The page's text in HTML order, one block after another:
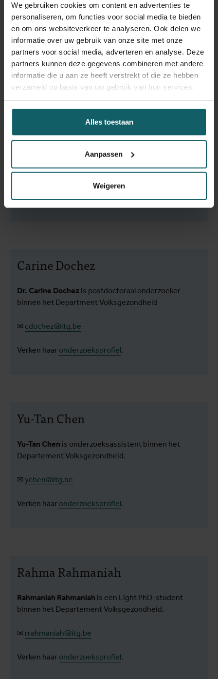
We gebruiken cookies om content en advertenties te
personaliseren, om functies voor social media te bieden
en om ons websiteverkeer te analyseren. Ook delen we
informatie over uw gebruik van onze site met onze
partners voor social media, adverteren en analyse. Deze
partners kunnen deze gegevens combineren met andere
informatie die u aan ze heeft verstrekt of die ze hebben
verzameld op basis van uw gebruik van hun services.
Alles toestaan
Aanpassen
Weigeren
✉ mtarrafetasayas@itg.be
Volg haar opBlueskyof verken haar
onderzoeksprofiel.
Loes Meukens
Loes Meukensis onderzoeksassistent binnen het
Departement Volksgezondheid.
✉lmeukens@itg.be
Verken haaronderzoeksprofiel.
Carine Dochez
Dr. Carine Dochez is postdoctoraal onderzoeker
binnen het Department Volksgezondheid
✉ cdochez@itg.be
Verken haar onderzoeksprofiel.
Yu-Tan Chen
Yu-Tan Chen is onderzoeksassistent binnen het
Departement Volksgezondheid.
✉ ychen@itg.be
Verken haar onderzoeksprofiel.
Rahma Rahmaniah
Rahmaniah Rahmaniah is een Light PhD-student
binnen het Departement Volksgezondheid.
✉ rrahmaniah@itg.be
Verken haar onderzoeksprofiel.